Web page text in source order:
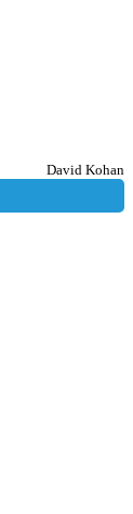
David Kohan